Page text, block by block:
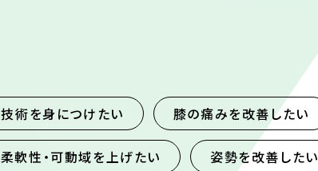
技術を身につけたい 膝の痛みを改善したい
柔軟性・可動域を上げたい 姿勢を改善したい